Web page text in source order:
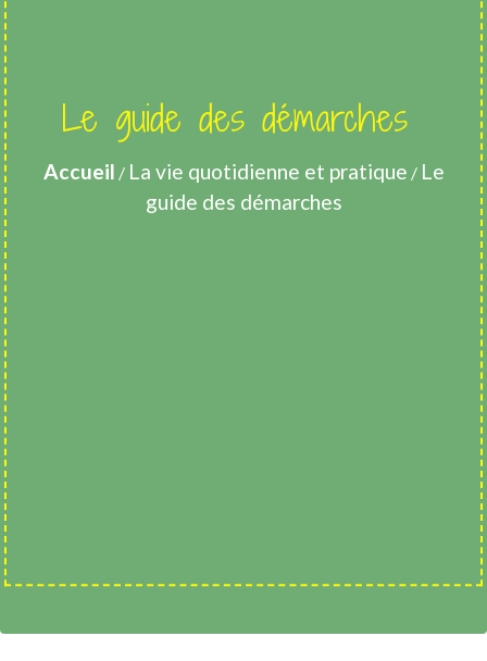
Le guide des démarches
Accueil / La vie quotidienne et pratique / Le
guide des démarches